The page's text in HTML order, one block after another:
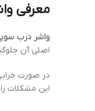
معرفی
واشر درب
اصلی آن
در صورت
این مشکلات